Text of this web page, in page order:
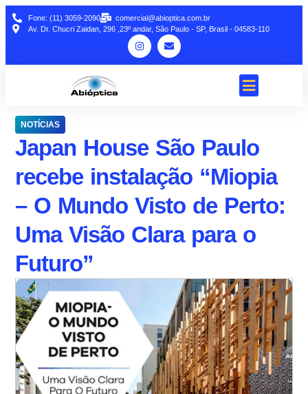
Fone: (11) 3059-2090
comercial@abioptica.com.br
Av. Dr. Chucri Zaidan, 296 ,23º andar, São Paulo - SP, Brasil - 04583-110
NOTÍCIAS
Japan House São Paulo
recebe instalação “Miopia
– O Mundo Visto de Perto:
Uma Visão Clara para o
Futuro”